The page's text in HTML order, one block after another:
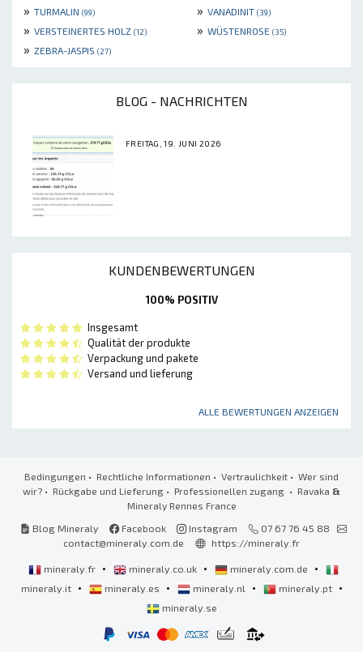
» TURMALIN (99) » VANADINIT (39)
» VERSTEINERTES HOLZ (12) » WÜSTENROSE (35)
» ZEBRA-JASPIS (27)
BLOG - NACHRICHTEN
FREITAG, 19. JUNI 2026
KUNDENBEWERTUNGEN
100% POSITIV
Insgesamt
Qualität der produkte
Verpackung und pakete
Versand und lieferung
ALLE BEWERTUNGEN ANZEIGEN
Bedingungen • Rechtliche Informationen • Vertraulichkeit • Wer sind
wir? • Rückgabe und Lieferung • Professionellen zugang • Ravaka &
Mineraly Rennes France
Blog Mineraly
Facebook Instagram
07 67 76 45 88
contact@mineraly.com.de
https://mineraly.fr
mineraly.fr • mineraly.co.uk • mineraly.com.de •
mineraly.it • mineraly.es • mineraly.nl • mineraly.pt •
mineraly.se